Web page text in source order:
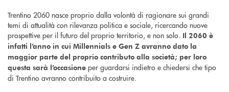
Trentino 2060 nasce proprio dalla volontà di ragionare sui grandi
temi di attualità con rilevanza politica e sociale, ricercando nuove
prospettive per il futuro del proprio territorio, e non solo. Il 2060 è
infatti l’anno in cui Millennials e Gen Z avranno dato la
maggior parte del proprio contributo alla società; per loro
questa sarà l’occasione per guardarsi indietro e chiedersi che tipo
di Trentino avranno contribuito a costruire.